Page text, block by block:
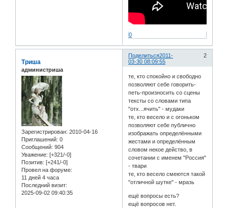
0
Поделиться 2
2011-
03-30 08:09:55
Триша
администриша
Зарегистрирован: 2010-04-16
Приглашений: 0
Сообщений: 904
Уважение: [+321/-0]
Позитив: [+241/-0]
Провел на форуме:
11 дней 4 часа
Последний визит:
2025-09-02 09:40:35
те, кто спокойно и свободно
позволяют себе говорить-
петь-произносить со сцены
тексты со словами типа
"отх...ячить" - мудаки
те, кто весело и с огоньком
позволяют себе публично
изображать определёнными
жестами и определённым
словом некое действо, в
сочетании с именем "Россия"
- твари
те, кто весело смеются такой
"отличной шутке" - мразь
ещё вопросы есть?
ещё вопросов нет.